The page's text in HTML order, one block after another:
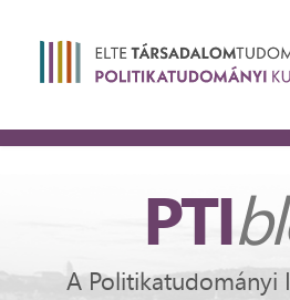
PTI
A Politikatudományi